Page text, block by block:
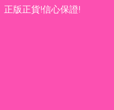
正版正貨!信心保證!